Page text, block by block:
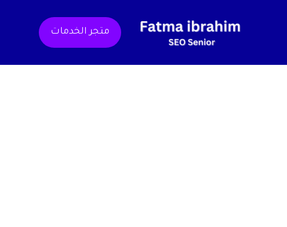
متجر الخدمات